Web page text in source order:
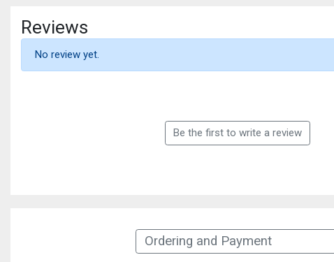
Reviews
No review yet.
Be the first to write a review
Ordering and Payment